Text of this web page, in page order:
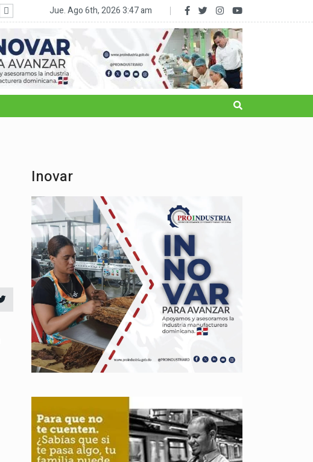
FAO: RD reduce la subalimentación al 2.5% y sale del mapa del hambre
Jue. Ago 6th, 20263:47 am
Inovar